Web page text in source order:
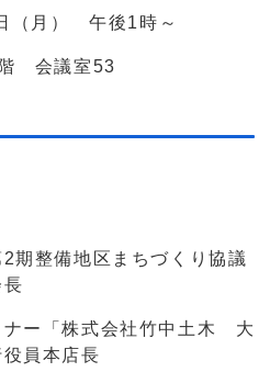
（月） 午後1時～
会議室53
整備地区まちづくり協議
ー「株式会社竹中土木 大
員本店長